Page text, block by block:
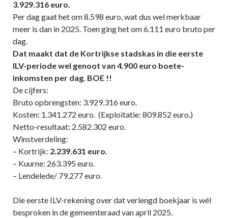
3.929.316 euro.
Per dag gaat het om 8.598 euro, wat dus wel merkbaar
meer is dan in 2025. Toen ging het om 6.111 euro bruto per
dag.
Dat maakt dat de Kortrijkse stadskas in die eerste
ILV-periode wel genoot van 4.900 euro boete-
inkomsten per dag. BOE !!
De cijfers:
Bruto opbrengsten: 3.929.316 euro.
Kosten: 1.341.272 euro. (Exploitatie: 809.852 euro.)
Netto-resultaat: 2.582.302 euro.
Winstverdeling:
– Kortrijk: 2.239.631 euro.
– Kuurne: 263.395 euro.
– Lendelede/ 79.277 euro.
Die eerste ILV-rekening over dat verlengd boekjaar is wél
besproken in de gemeenteraad van april 2025.